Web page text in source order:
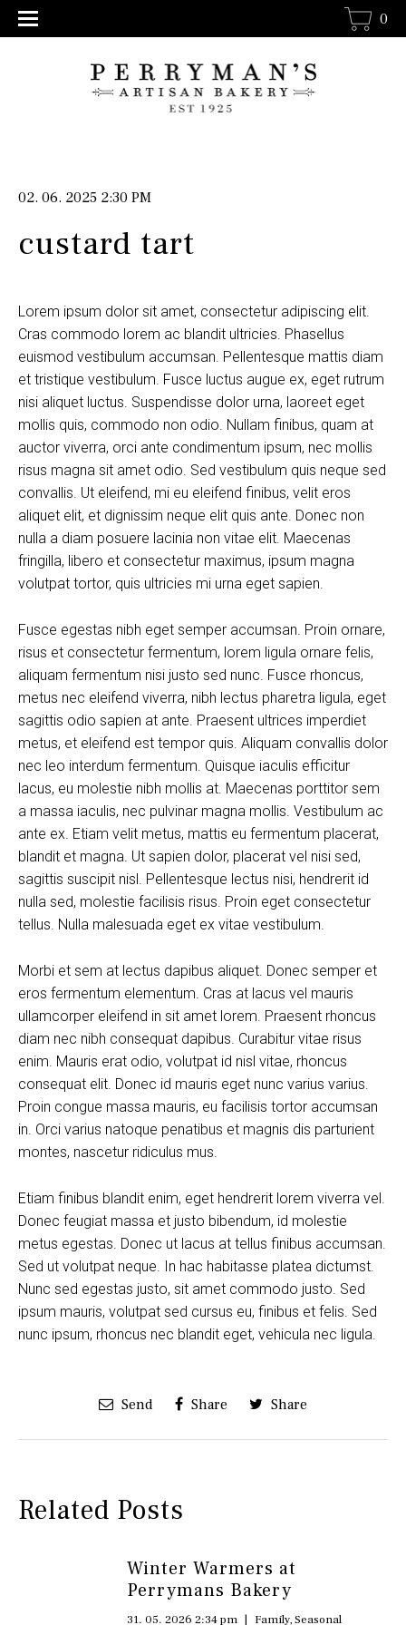
0
02. 06. 2025 2:30 PM
custard tart
Lorem ipsum dolor sit amet, consectetur adipiscing elit.
Cras commodo lorem ac blandit ultricies. Phasellus
euismod vestibulum accumsan. Pellentesque mattis diam
et tristique vestibulum. Fusce luctus augue ex, eget rutrum
nisi aliquet luctus. Suspendisse dolor urna, laoreet eget
mollis quis, commodo non odio. Nullam finibus, quam at
auctor viverra, orci ante condimentum ipsum, nec mollis
risus magna sit amet odio. Sed vestibulum quis neque sed
convallis. Ut eleifend, mi eu eleifend finibus, velit eros
aliquet elit, et dignissim neque elit quis ante. Donec non
nulla a diam posuere lacinia non vitae elit. Maecenas
fringilla, libero et consectetur maximus, ipsum magna
volutpat tortor, quis ultricies mi urna eget sapien.
Fusce egestas nibh eget semper accumsan. Proin ornare,
risus et consectetur fermentum, lorem ligula ornare felis,
aliquam fermentum nisi justo sed nunc. Fusce rhoncus,
metus nec eleifend viverra, nibh lectus pharetra ligula, eget
sagittis odio sapien at ante. Praesent ultrices imperdiet
metus, et eleifend est tempor quis. Aliquam convallis dolor
nec leo interdum fermentum. Quisque iaculis efficitur
lacus, eu molestie nibh mollis at. Maecenas porttitor sem
a massa iaculis, nec pulvinar magna mollis. Vestibulum ac
ante ex. Etiam velit metus, mattis eu fermentum placerat,
blandit et magna. Ut sapien dolor, placerat vel nisi sed,
sagittis suscipit nisl. Pellentesque lectus nisi, hendrerit id
nulla sed, molestie facilisis risus. Proin eget consectetur
tellus. Nulla malesuada eget ex vitae vestibulum.
Morbi et sem at lectus dapibus aliquet. Donec semper et
eros fermentum elementum. Cras at lacus vel mauris
ullamcorper eleifend in sit amet lorem. Praesent rhoncus
diam nec nibh consequat dapibus. Curabitur vitae risus
enim. Mauris erat odio, volutpat id nisl vitae, rhoncus
consequat elit. Donec id mauris eget nunc varius varius.
Proin congue massa mauris, eu facilisis tortor accumsan
in. Orci varius natoque penatibus et magnis dis parturient
montes, nascetur ridiculus mus.
Etiam finibus blandit enim, eget hendrerit lorem viverra vel.
Donec feugiat massa et justo bibendum, id molestie
metus egestas. Donec ut lacus at tellus finibus accumsan.
Sed ut volutpat neque. In hac habitasse platea dictumst.
Nunc sed egestas justo, sit amet commodo justo. Sed
ipsum mauris, volutpat sed cursus eu, finibus et felis. Sed
nunc ipsum, rhoncus nec blandit eget, vehicula nec ligula.
Send Share Share
Related Posts
Winter Warmers at
Perrymans Bakery
31. 05. 2026 2:34 pm | Family,Seasonal